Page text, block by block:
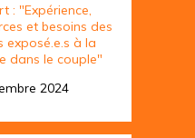
: "Expérience,
et besoins des
exposé.e.s à la
dans le couple"
2024